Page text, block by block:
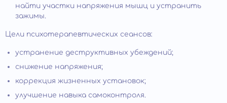
найти участки напряжения мышц и устранить
зажимы.
Цели психотерапевтических сеансов:
устранение деструктивных убеждений;
снижение напряжения;
коррекция жизненных установок;
улучшение навыка самоконтроля.